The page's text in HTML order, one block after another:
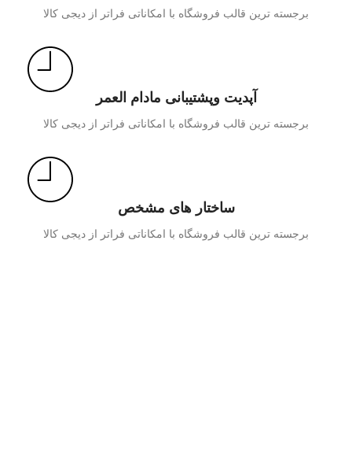
برجسته ترین قالب فروشگاه با امکاناتی فراتر از دیجی کالا
آپدیت وپشتیبانی مادام العمر
برجسته ترین قالب فروشگاه با امکاناتی فراتر از دیجی کالا
ساختار های مشخص
برجسته ترین قالب فروشگاه با امکاناتی فراتر از دیجی کالا